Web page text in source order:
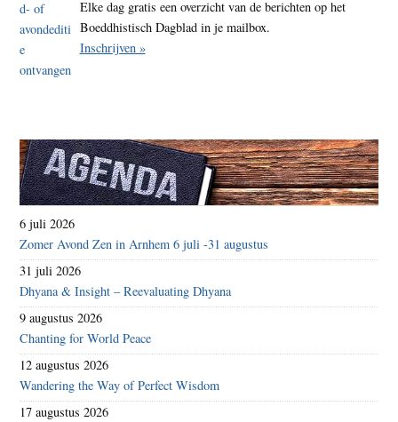
Elke dag gratis een overzicht van de berichten op het
Boeddhistisch Dagblad in je mailbox.
Inschrijven »
6 juli 2026
Zomer Avond Zen in Arnhem 6 juli -31 augustus
31 juli 2026
Dhyana & Insight – Reevaluating Dhyana
9 augustus 2026
Chanting for World Peace
12 augustus 2026
Wandering the Way of Perfect Wisdom
17 augustus 2026